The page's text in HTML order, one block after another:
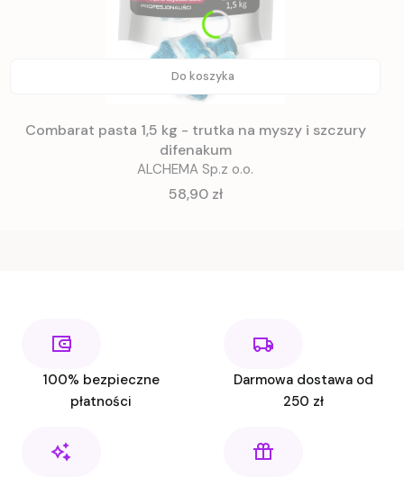
Do koszyka
Combarat pasta 1,5 kg - trutka na myszy i szczury
difenakum
ALCHEMA Sp.z o.o.
Cena
58,90 zł
100% bezpieczne
płatności
Darmowa dostawa od
250 zł